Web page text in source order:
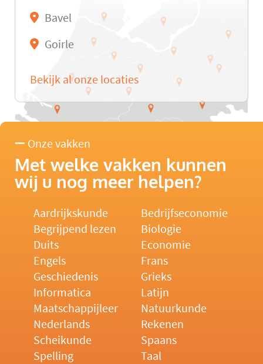
Bavel
Goirle
Bekijk al onze locaties
Onze vakken
Met welke vakken kunnen
wij u nog meer helpen?
Aardrijkskunde
Bedrijfseconomie
Begrijpend lezen
Biologie
Duits
Economie
Engels
Frans
Geschiedenis
Grieks
Informatica
Latijn
Maatschappijleer
Natuurkunde
Nederlands
Rekenen
Scheikunde
Spaans
Spelling
Taal